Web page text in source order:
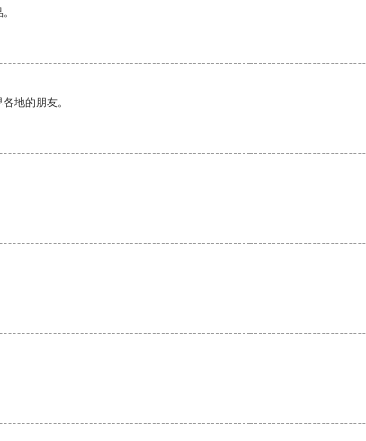
地的朋友。